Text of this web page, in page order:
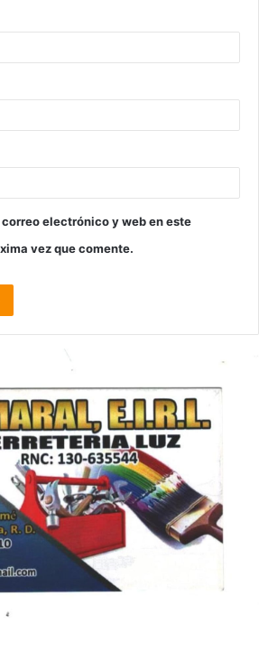
electrónico y web en este
vez que comente.